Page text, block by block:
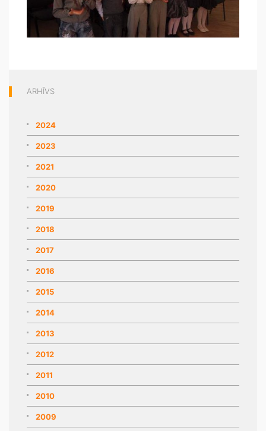
ARHĪVS
2024
2023
2021
2020
2019
2018
2017
2016
2015
2014
2013
2012
2011
2010
2009